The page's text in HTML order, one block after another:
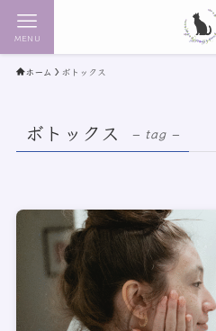
MENU
ホーム ボトックス
ボトックス – tag –